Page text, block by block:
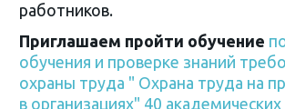
работников.
Приглашаем пройти обучение
обучения и проверке знаний
охраны труда " Охрана труда на
в организациях" 40 академических